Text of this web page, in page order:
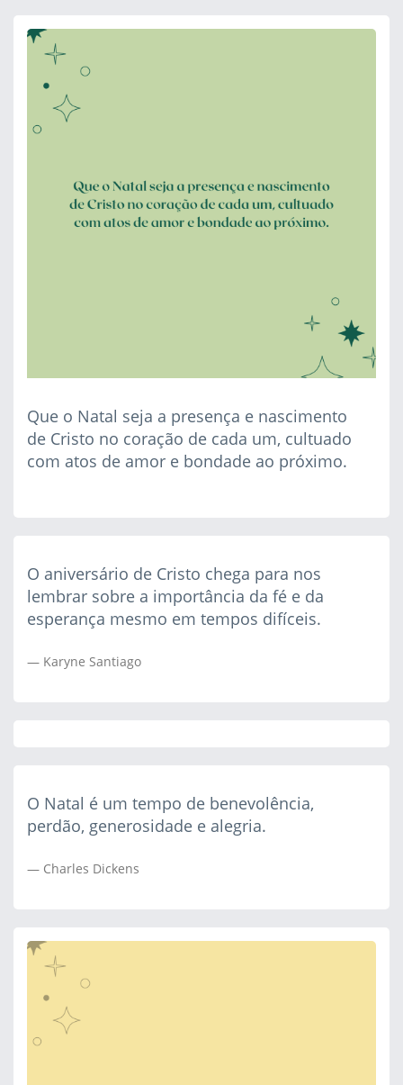
Que o Natal seja a presença e nascimento
de Cristo no coração de cada um, cultuado
com atos de amor e bondade ao próximo.
O aniversário de Cristo chega para nos
lembrar sobre a importância da fé e da
esperança mesmo em tempos difíceis.
Karyne Santiago
O Natal é um tempo de benevolência,
perdão, generosidade e alegria.
Charles Dickens